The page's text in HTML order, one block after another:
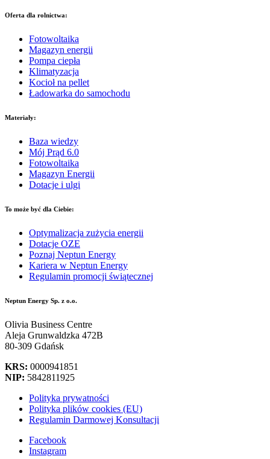
Oferta dla rolnictwa:
Fotowoltaika
Magazyn energii
Pompa ciepła
Klimatyzacja
Kocioł na pellet
Ładowarka do samochodu
Materiały:
Baza wiedzy
Mój Prąd 6.0
Fotowoltaika
Magazyn Energii
Dotacje i ulgi
To może być dla Ciebie:
Optymalizacja zużycia energii
Dotacje OZE
Poznaj Neptun Energy
Kariera w Neptun Energy
Regulamin promocji świątecznej
Neptun Energy Sp. z o.o.
Olivia Business Centre
Aleja Grunwaldzka 472B
80-309 Gdańsk
KRS: 0000941851
NIP: 5842811925
Polityka prywatności
Polityka plików cookies (EU)
Regulamin Darmowej Konsultacji
Facebook
Instagram